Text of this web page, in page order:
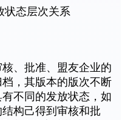
态层次关系
、批准、盟友企业的
，其版本的版次不断
不同的发放状态，如
构己得到审核和批